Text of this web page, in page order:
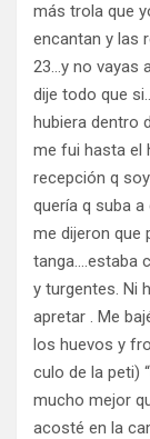
más trola que
encantan y las
23…y no vayas
dije todo que
hubiera dentro
me fui hasta el
recepción q
quería q suba
me dijeron que
tanga….estaba
y turgentes. Ni
apretar . Me
los huevos y
culo de la peti)
mucho mejor
acosté en la